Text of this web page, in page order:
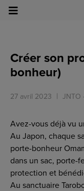
Créer son
bonheur)
27 avril 2023 JNTO
Avez-vous déjà vu
Au Japon, chaque
porte-bonheur
dans un sac, porte-
protection et
Au sanctuaire